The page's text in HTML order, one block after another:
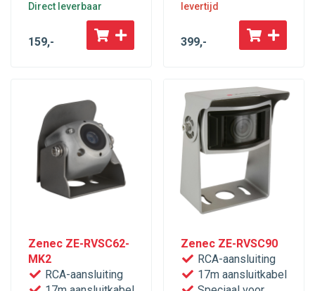
Direct leverbaar
159,-
levertijd
399,-
Zenec ZE-RVSC62-
MK2
RCA-aansluiting
Zenec ZE-RVSC90
RCA-aansluiting
17m aansluitkabel